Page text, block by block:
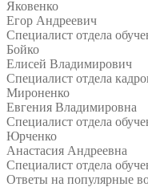
Яковенко
Егор Андреевич
Специалист отдела
Бойко
Елисей Владимирович
Специалист отдела
Мироненко
Евгения Владимировна
Специалист отдела
Юрченко
Анастасия Андреевна
Специалист отдела
Ответы на популярные